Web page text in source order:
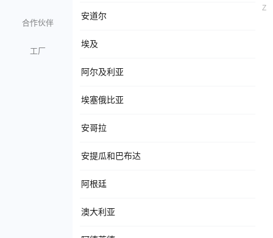
合作伙伴
工厂
安道尔
埃及
阿尔及利亚
埃塞俄比亚
安哥拉
安提瓜和巴布达
阿根廷
澳大利亚
Z